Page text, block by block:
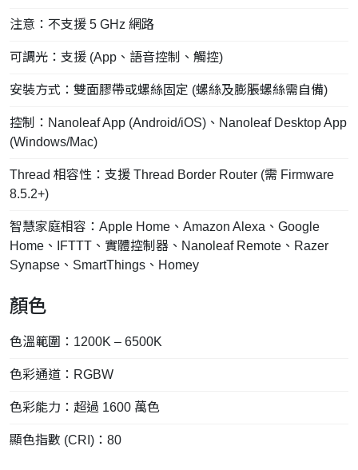
注意：不支援 5 GHz 網路
可調光：支援 (App、語音控制、觸控)
安裝方式：雙面膠帶或螺絲固定 (螺絲及膨脹螺絲需自備)
控制：Nanoleaf App (Android/iOS)、Nanoleaf Desktop App
(Windows/Mac)
Thread 相容性：支援 Thread Border Router (需 Firmware
8.5.2+)
智慧家庭相容：Apple Home、Amazon Alexa、Google
Home、IFTTT、實體控制器、Nanoleaf Remote、Razer
Synapse、SmartThings、Homey
顏色
色溫範圍：1200K – 6500K
色彩通道：RGBW
色彩能力：超過 1600 萬色
顯色指數 (CRI)：80